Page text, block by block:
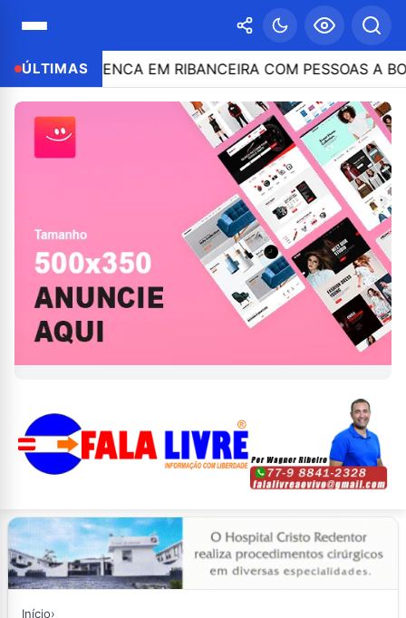
ÚLTIMAS
DESPENCA EM RIBANCEIRA COM PESSOAS A BORDO
Início›